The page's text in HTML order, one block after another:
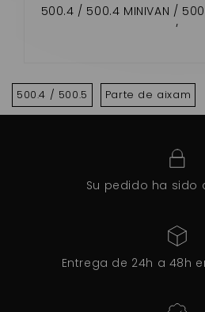
500.4 / 500.4 MINIVAN /
PICKUP /
500.4 / 500.5 Parte de aixam
Su pedido ha sido
Entrega de 24h a 48h